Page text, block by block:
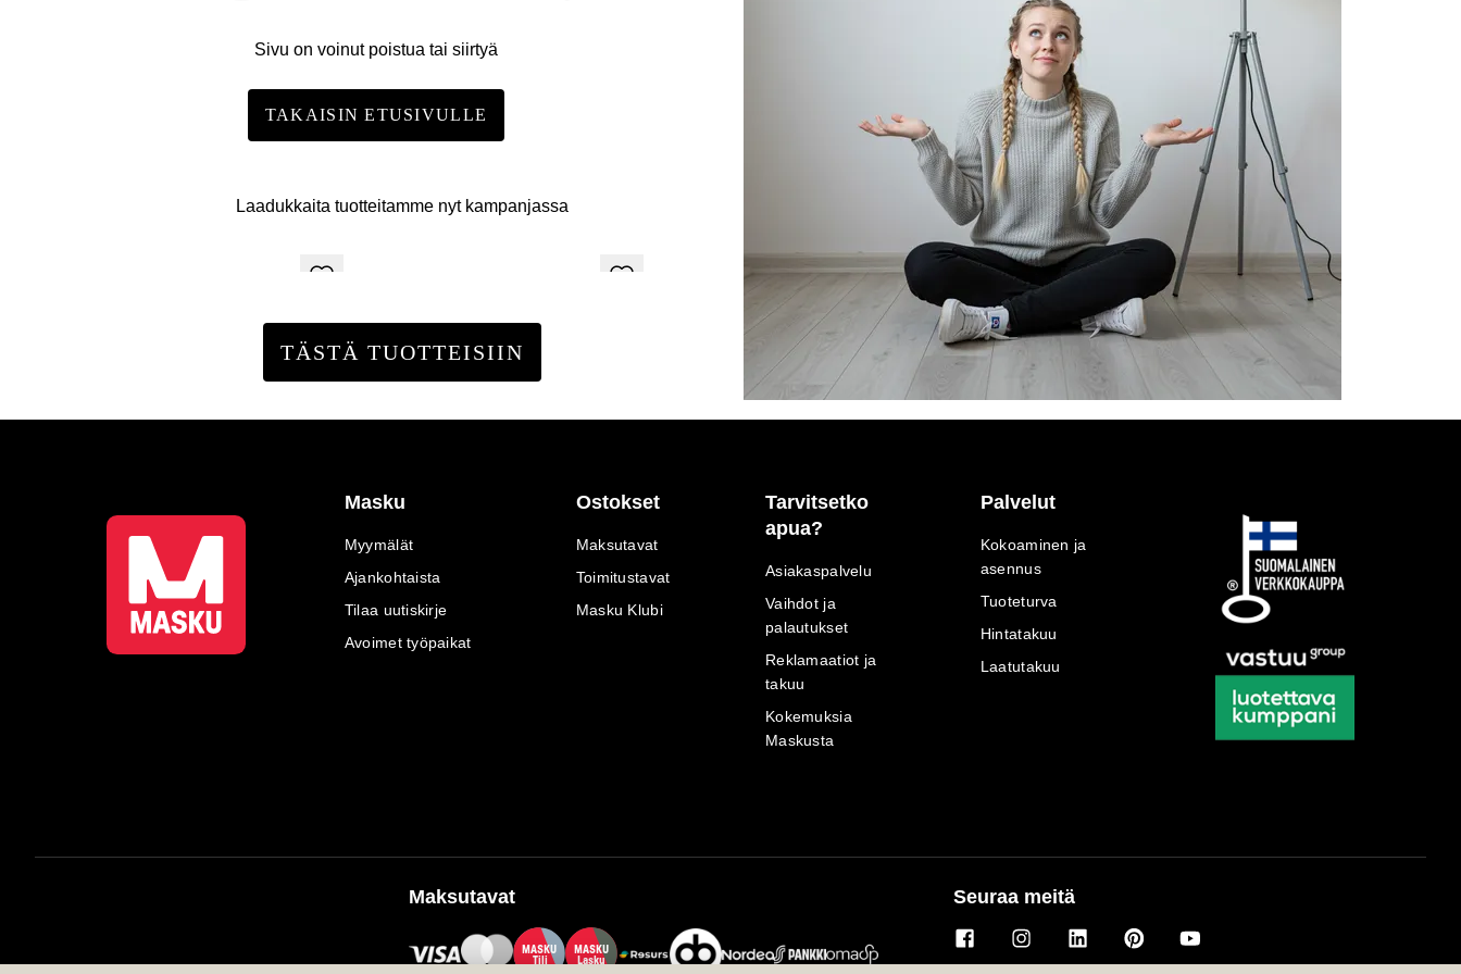
Sivu on voinut poistua tai siirtyä
TAKAISIN ETUSIVULLE
Laadukkaita tuotteitamme nyt kampanjassa
TÄSTÄ TUOTTEISIIN
Masku
Myymälät
Ajankohtaista
Tilaa uutiskirje
Avoimet työpaikat
Ostokset
Maksutavat
Toimitustavat
Masku Klubi
Tarvitsetko
apua?
Asiakaspalvelu
Vaihdot ja
palautukset
Reklamaatiot ja
takuu
Kokemuksia
Maskusta
Palvelut
Kokoaminen ja
asennus
Tuoteturva
Hintatakuu
Laatutakuu
Maksutavat
MASKU
Tili
MASKU
Lasku
Seuraa meitä